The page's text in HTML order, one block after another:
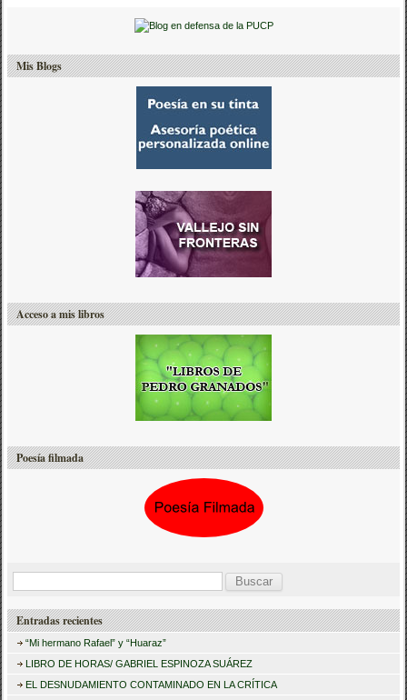
Mis Blogs
Acceso a mis libros
Poesía filmada
s
Entradas recientes
“Mi hermano Rafael” y “Huaraz”
LIBRO DE HORAS/ GABRIEL ESPINOZA SUÁREZ
EL DESNUDAMIENTO CONTAMINADO EN LA CRÍTICA